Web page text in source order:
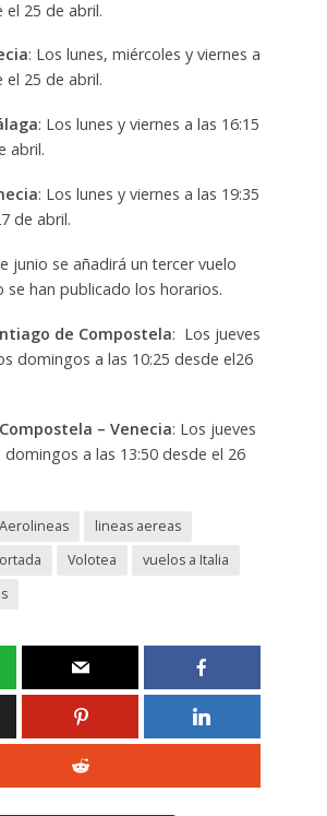
el 25 de abril.
: Los lunes, miércoles y viernes a
el 25 de abril.
: Los lunes y viernes a las 16:15
abril.
: Los lunes y viernes a las 19:35
de abril.
junio se añadirá un tercer vuelo
se han publicado los horarios.
de Compostela: Los jueves
domingos a las 10:25 desde el26
– Venecia: Los jueves
domingos a las 13:50 desde el 26
Aerolineas
lineas aereas
Volotea
vuelos a Italia